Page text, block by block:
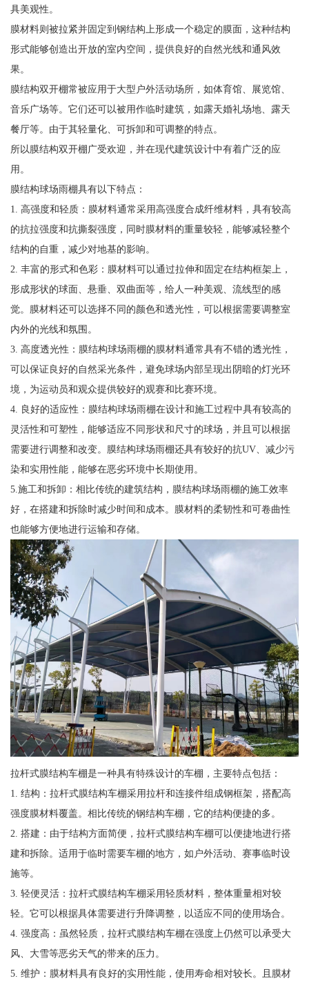
具美观性。
膜材料则被拉紧并固定到钢结构上形成一个稳定的膜面，这种结构
形式能够创造出开放的室内空间，提供良好的自然光线和通风效
果。
膜结构双开棚常被应用于大型户外活动场所，如体育馆、展览馆、
音乐广场等。它们还可以被用作临时建筑，如露天婚礼场地、露天
餐厅等。由于其轻量化、可拆卸和可调整的特点。
所以膜结构双开棚广受欢迎，并在现代建筑设计中有着广泛的应
用。
膜结构球场雨棚具有以下特点：
1. 高强度和轻质：膜材料通常采用高强度合成纤维材料，具有较高
的抗拉强度和抗撕裂强度，同时膜材料的重量较轻，能够减轻整个
结构的自重，减少对地基的影响。
2. 丰富的形式和色彩：膜材料可以通过拉伸和固定在结构框架上，
形成形状的球面、悬垂、双曲面等，给人一种美观、流线型的感
觉。膜材料还可以选择不同的颜色和透光性，可以根据需要调整室
内外的光线和氛围。
3. 高度透光性：膜结构球场雨棚的膜材料通常具有不错的透光性，
可以保证良好的自然采光条件，避免球场内部呈现出阴暗的灯光环
境，为运动员和观众提供较好的观赛和比赛环境。
4. 良好的适应性：膜结构球场雨棚在设计和施工过程中具有较高的
灵活性和可塑性，能够适应不同形状和尺寸的球场，并且可以根据
需要进行调整和改变。膜结构球场雨棚还具有较好的抗UV、减少污
染和实用性能，能够在恶劣环境中长期使用。
5.施工和拆卸：相比传统的建筑结构，膜结构球场雨棚的施工效率
好，在搭建和拆除时减少时间和成本。膜材料的柔韧性和可卷曲性
也能够方便地进行运输和存储。
拉杆式膜结构车棚是一种具有特殊设计的车棚，主要特点包括：
1. 结构：拉杆式膜结构车棚采用拉杆和连接件组成钢框架，搭配高
强度膜材料覆盖。相比传统的钢结构车棚，它的结构便捷的多。
2. 搭建：由于结构方面简便，拉杆式膜结构车棚可以便捷地进行搭
建和拆除。适用于临时需要车棚的地方，如户外活动、赛事临时设
施等。
3. 轻便灵活：拉杆式膜结构车棚采用轻质材料，整体重量相对较
轻。它可以根据具体需要进行升降调整，以适应不同的使用场合。
4. 强度高：虽然轻质，拉杆式膜结构车棚在强度上仍然可以承受大
风、大雪等恶劣天气的带来的压力。
5. 维护：膜材料具有良好的实用性能，使用寿命相对较长。且膜材